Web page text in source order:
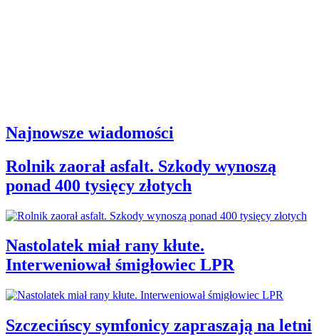
Najnowsze wiadomości
Rolnik zaorał asfalt. Szkody wynoszą
ponad 400 tysięcy złotych
Nastolatek miał rany kłute.
Interweniował śmigłowiec LPR
Szczecińscy symfonicy zapraszają na letni